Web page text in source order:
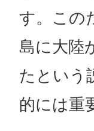
す。この
島に大陸
たという
的には重